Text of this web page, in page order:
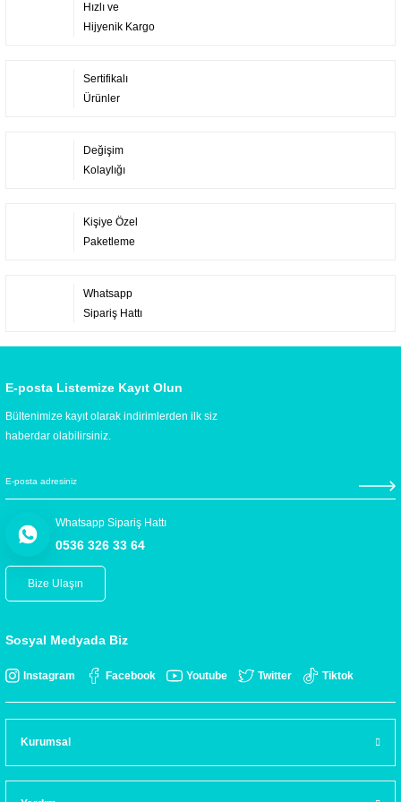
Hızlı ve
Hijyenik Kargo
Sertifikalı
Ürünler
Değişim
Kolaylığı
Kişiye Özel
Paketleme
Whatsapp
Sipariş Hattı
E-posta Listemize Kayıt Olun
Bültenimize kayıt olarak indirimlerden ilk siz
haberdar olabilirsiniz.
Whatsapp Sipariş Hattı
0536 326 33 64
Bize Ulaşın
Sosyal Medyada Biz
Instagram Facebook Youtube Twitter Tiktok
Kurumsal